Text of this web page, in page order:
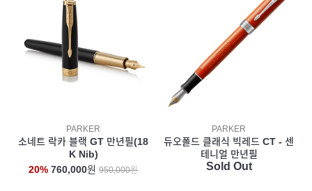
PARKER
소네트 락카 블랙 GT 만년필(18
K Nib)
20% 760,000원 950,000원
PARKER
듀오폴드 클래식 빅레드 CT - 센
테니얼 만년필
Sold Out